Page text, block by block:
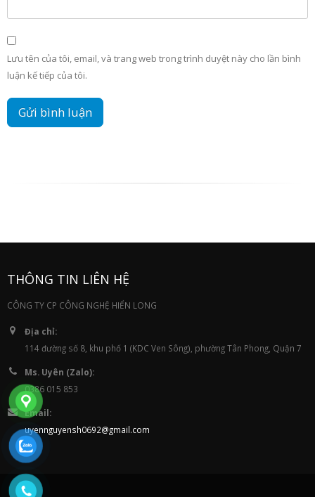
Lưu tên của tôi, email, và trang web trong trình duyệt này cho lần bình
luận kế tiếp của tôi.
THÔNG TIN LIÊN HỆ
CÔNG TY CP CÔNG NGHỆ HIỂN LONG
Địa chỉ:
114 đường số 8, khu phố 1 (KDC Ven Sông), phường Tân Phong, Quận 7
Ms. Uyên (Zalo):
0386 015 853
Email:
uyennguyensh0692@gmail.com